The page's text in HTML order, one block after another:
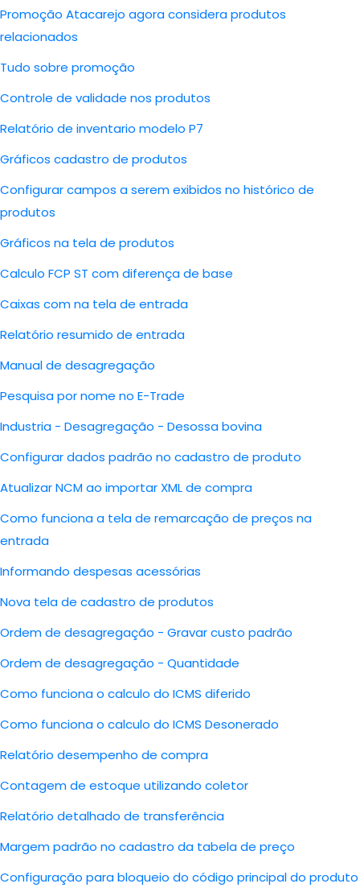
Promoção Atacarejo agora considera produtos
relacionados
Tudo sobre promoção
Controle de validade nos produtos
Relatório de inventario modelo P7
Gráficos cadastro de produtos
Configurar campos a serem exibidos no histórico de
produtos
Gráficos na tela de produtos
Calculo FCP ST com diferença de base
Caixas com na tela de entrada
Relatório resumido de entrada
Manual de desagregação
Pesquisa por nome no E-Trade
Industria - Desagregação - Desossa bovina
Configurar dados padrão no cadastro de produto
Atualizar NCM ao importar XML de compra
Como funciona a tela de remarcação de preços na
entrada
Informando despesas acessórias
Nova tela de cadastro de produtos
Ordem de desagregação - Gravar custo padrão
Ordem de desagregação - Quantidade
Como funciona o calculo do ICMS diferido
Como funciona o calculo do ICMS Desonerado
Relatório desempenho de compra
Contagem de estoque utilizando coletor
Relatório detalhado de transferência
Margem padrão no cadastro da tabela de preço
Configuração para bloqueio do código principal do produto